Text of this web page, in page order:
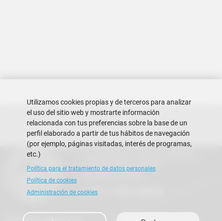
Utilizamos cookies propias y de terceros para analizar
el uso del sitio web y mostrarte información
relacionada con tus preferencias sobre la base de un
perfil elaborado a partir de tus hábitos de navegación
(por ejemplo, páginas visitadas, interés de programas,
etc.)
Política para el tratamiento de datos personales
Política de cookies
Administración de cookies
Campus Gustavo Galindo
Guayaquil - Ecuador
Teléfono: